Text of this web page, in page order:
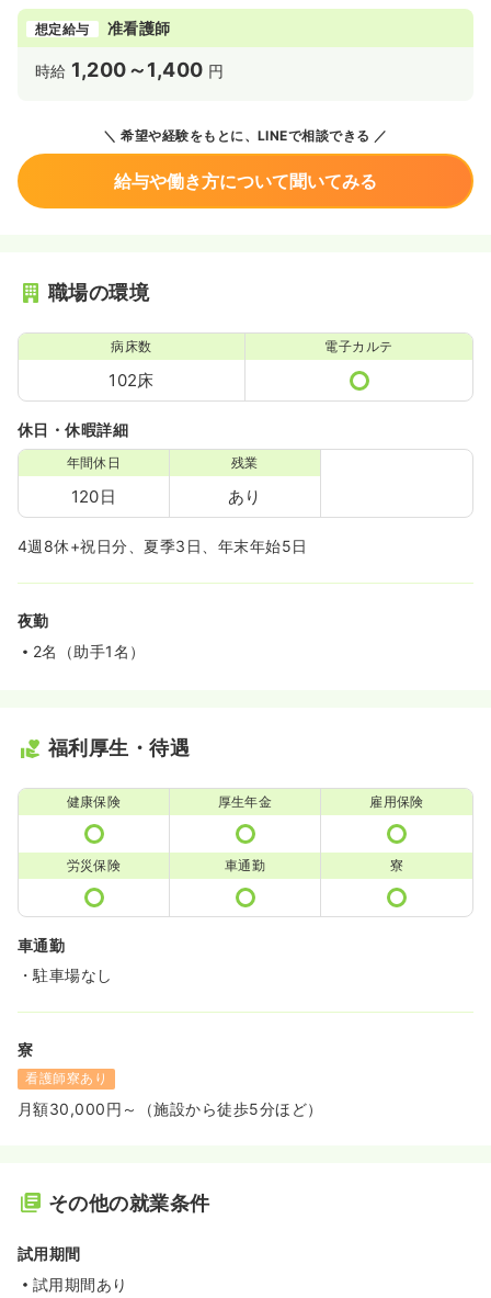
想定給与 准看護師
時給 1,200～1,400 円
希望や経験をもとに、LINEで相談できる
給与や働き方について聞いてみる
職場の環境
病床数
102床
電子カルテ
休日・休暇詳細
年間休日
120日
残業
あり
4週8休+祝日分、夏季3日、年末年始5日
夜勤
2名（助手1名）
福利厚生・待遇
健康保険 厚生年金 雇用保険
労災保険 車通勤 寮
車通勤
・駐車場なし
寮
看護師寮あり
月額30,000円～（施設から徒歩5分ほど）
その他の就業条件
試用期間
試用期間あり